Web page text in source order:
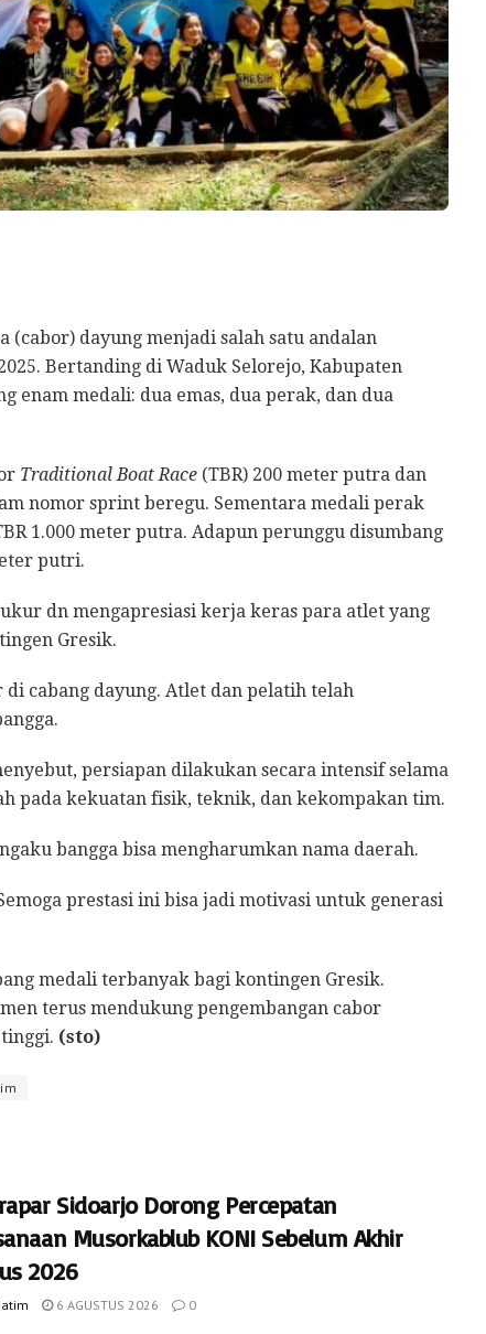
(cabor) dayung menjadi salah satu andalan
Bertanding di Waduk Selorejo, Kabupaten
enam medali: dua emas, dua perak, dan dua
Traditional Boat Race (TBR) 200 meter putra dan
nomor sprint beregu. Sementara medali perak
1.000 meter putra. Adapun perunggu disumbang
putri.
dn mengapresiasi kerja keras para atlet yang
Gresik.
cabang dayung. Atlet dan pelatih telah
persiapan dilakukan secara intensif selama
pada kekuatan fisik, teknik, dan kekompakan tim.
bangga bisa mengharumkan nama daerah.
prestasi ini bisa jadi motivasi untuk generasi
medali terbanyak bagi kontingen Gresik.
terus mendukung pengembangan cabor
(sto)
Sidoarjo Dorong Percepatan
Musorkablub KONI Sebelum Akhir
2026
6 AGUSTUS 2026 0